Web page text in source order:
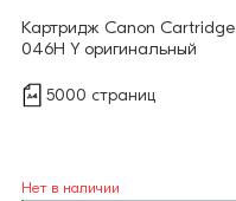
Картридж Canon Cartridge
046H Y оригинальный
5000 страниц
Нет в наличии